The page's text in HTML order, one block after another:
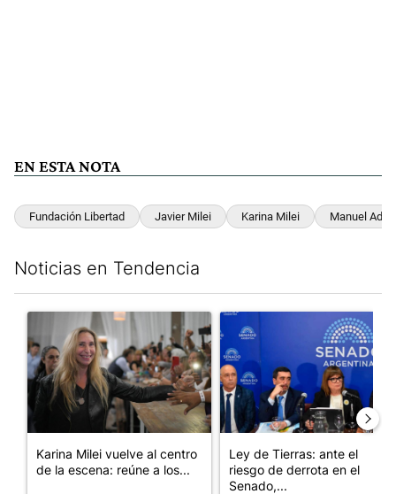
EN ESTA NOTA
Fundación Libertad Javier Milei Karina Milei Manuel
Noticias en Tendencia
Un artículo de tendencia con el título "Karina Milei vuelve al
Karina Milei vuelve al centro
de la escena: reúne a los...
Un artículo de tendencia con
Ley de Tierras: ante el
riesgo de derrota en el
Senado,...